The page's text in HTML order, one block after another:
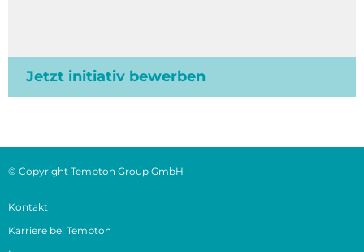
Jetzt initiativ bewerben
© Copyright Tempton Group GmbH
Kontakt
Karriere bei Tempton